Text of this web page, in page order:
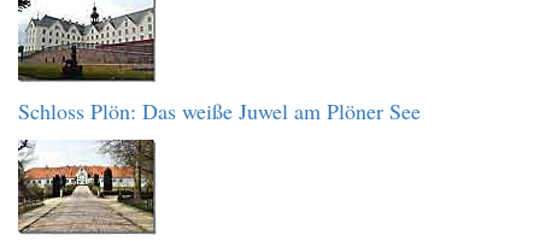
Schloss Plön: Das weiße Juwel am Plöner See